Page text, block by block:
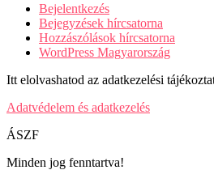
Bejelentkezés
Bejegyzések hírcsatorna
Hozzászólások hírcsatorna
WordPress Magyarország
Itt elolvashatod az adatkezelési
Adatvédelem és adatkezelés
ÁSZF
Minden jog fenntartva!